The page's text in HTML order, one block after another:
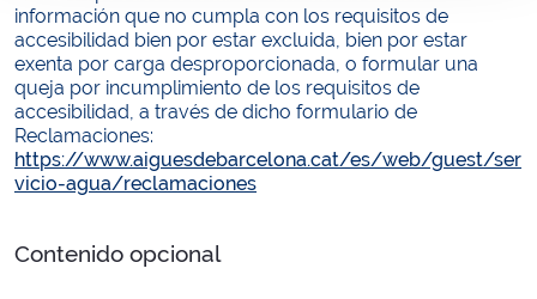
información que no cumpla con los requisitos de
accesibilidad bien por estar excluida, bien por estar
exenta por carga desproporcionada, o formular una
queja por incumplimiento de los requisitos de
accesibilidad, a través de dicho formulario de
Reclamaciones:
https://www.aiguesdebarcelona.cat/es/web/guest/ser
vicio-agua/reclamaciones
Contenido opcional